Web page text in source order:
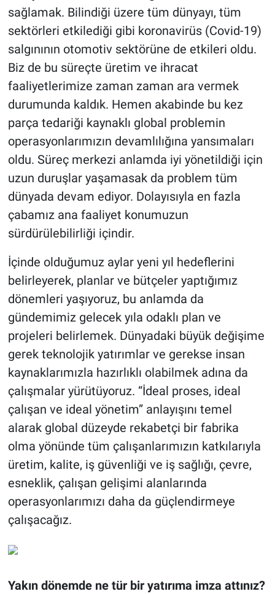
sağlamak. Bilindiği üzere tüm dünyayı, tüm
sektörleri etkilediği gibi koronavirüs (Covid-19)
salgınının otomotiv sektörüne de etkileri oldu.
Biz de bu süreçte üretim ve ihracat
faaliyetlerimize zaman zaman ara vermek
durumunda kaldık. Hemen akabinde bu kez
parça tedariği kaynaklı global problemin
operasyonlarımızın devamlılığına yansımaları
oldu. Süreç merkezi anlamda iyi yönetildiği için
uzun duruşlar yaşamasak da problem tüm
dünyada devam ediyor. Dolayısıyla en fazla
çabamız ana faaliyet konumuzun
sürdürülebilirliği içindir.
İçinde olduğumuz aylar yeni yıl hedeflerini
belirleyerek, planlar ve bütçeler yaptığımız
dönemleri yaşıyoruz, bu anlamda da
gündemimiz gelecek yıla odaklı plan ve
projeleri belirlemek. Dünyadaki büyük değişime
gerek teknolojik yatırımlar ve gerekse insan
kaynaklarımızla hazırlıklı olabilmek adına da
çalışmalar yürütüyoruz. “İdeal proses, ideal
çalışan ve ideal yönetim” anlayışını temel
alarak global düzeyde rekabetçi bir fabrika
olma yönünde tüm çalışanlarımızın katkılarıyla
üretim, kalite, iş güvenliği ve iş sağlığı, çevre,
esneklik, çalışan gelişimi alanlarında
operasyonlarımızı daha da güçlendirmeye
çalışacağız.
Yakın dönemde ne tür bir yatırıma imza attınız?